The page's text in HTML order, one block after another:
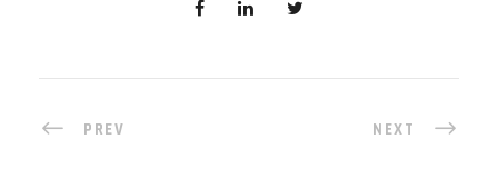
PREV NEXT